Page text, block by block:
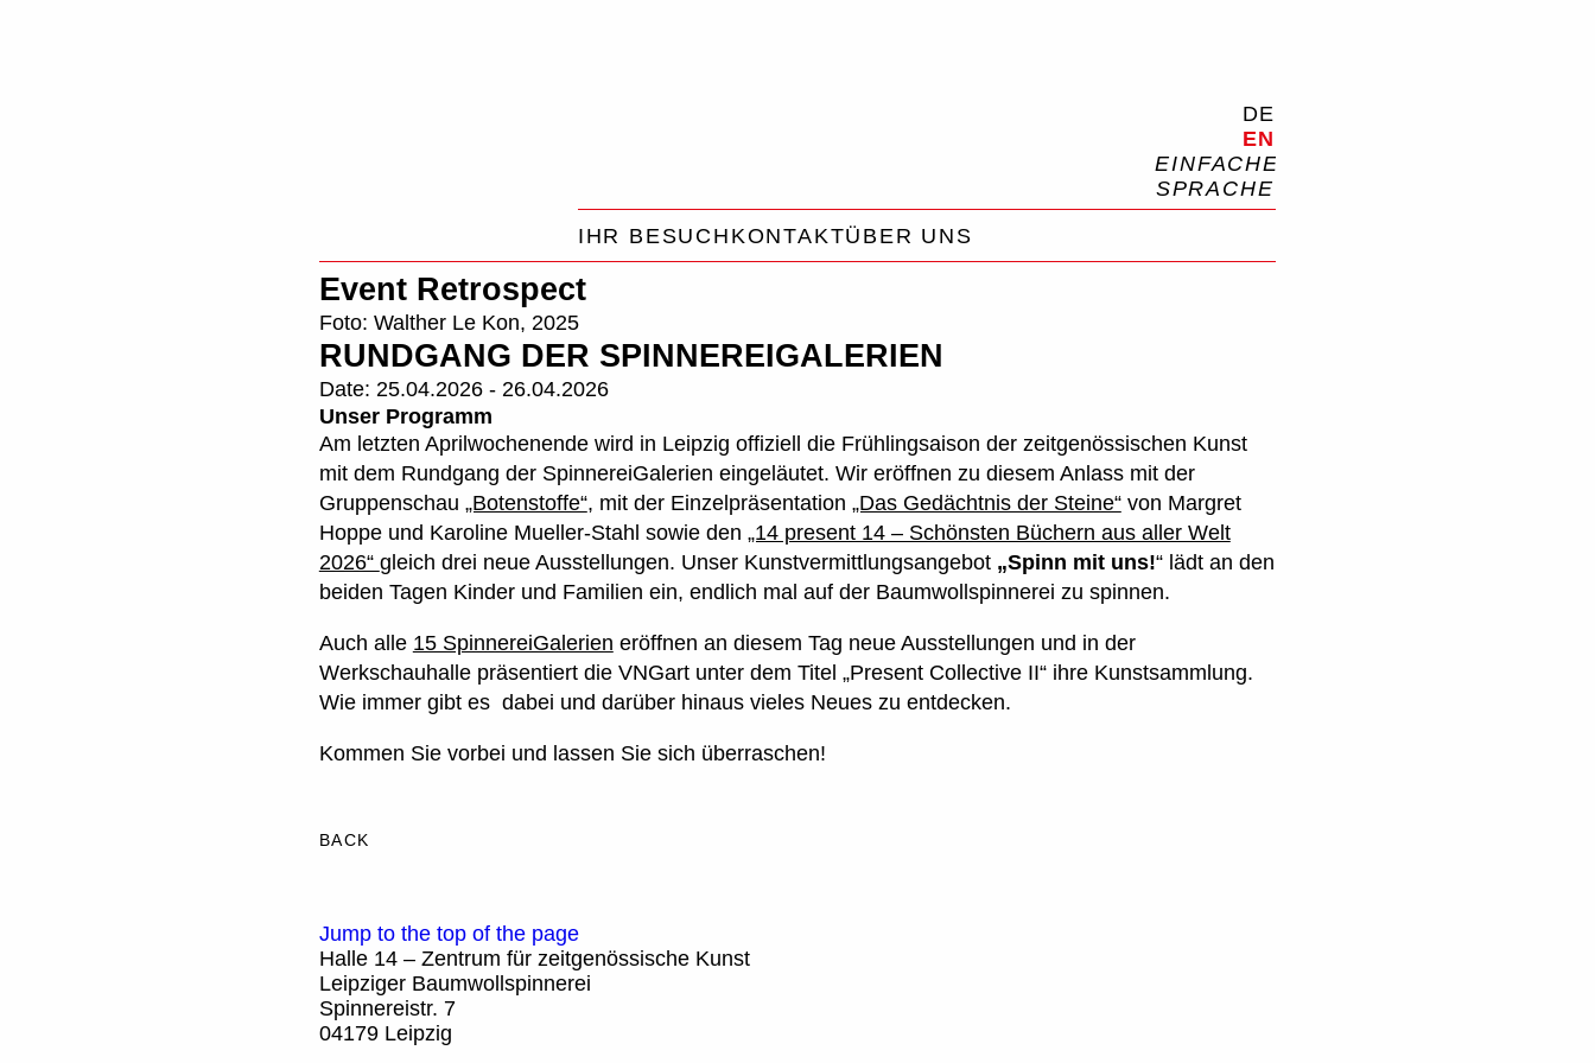
DE
EN
EINFACHE
SPRACHE
IHR BESUCH KONTAKTÜBER UNS
Event Retrospect
Foto: Walther Le Kon, 2025
RUNDGANG DER SPINNEREIGALERIEN
Date: 25.04.2026 - 26.04.2026
Unser Programm
Am letzten Aprilwochenende wird in Leipzig offiziell die Frühlingsaison der zeitgenössischen Kunst
mit dem Rundgang der SpinnereiGalerien eingeläutet. Wir eröffnen zu diesem Anlass mit der
Gruppenschau „Botenstoffe“, mit der Einzelpräsentation „Das Gedächtnis der Steine“von Margret
Hoppe und Karoline Mueller-Stahl sowie den „14 present 14 – Schönsten Büchern aus aller Welt
2026“ gleich drei neue Ausstellungen. Unser Kunstvermittlungsangebot „Spinn mit uns!“ lädt an den
beiden Tagen Kinder und Familien ein, endlich mal auf der Baumwollspinnerei zu spinnen.
Auch alle 15 SpinnereiGalerien eröffnen an diesem Tag neue Ausstellungen und in der
Werkschauhalle präsentiert die VNGart unter dem Titel „Present Collective II“ ihre Kunstsammlung.
Wie immer gibt es dabei und darüber hinaus vieles Neues zu entdecken.
Kommen Sie vorbei und lassen Sie sich überraschen!
BACK
Jump to the top of the page
Halle 14 – Zentrum für zeitgenössische Kunst
Leipziger Baumwollspinnerei
Spinnereistr. 7
04179 Leipzig